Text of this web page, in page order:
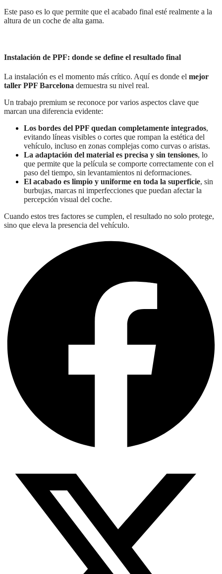
Este paso es lo que permite que el acabado final esté realmente a la
altura de un coche de alta gama.
Instalación de PPF: donde se define el resultado final
La instalación es el momento más crítico. Aquí es donde el mejor
taller PPF Barcelona demuestra su nivel real.
Un trabajo premium se reconoce por varios aspectos clave que
marcan una diferencia evidente:
Los bordes del PPF quedan completamente integrados,
evitando líneas visibles o cortes que rompan la estética del
vehículo, incluso en zonas complejas como curvas o aristas.
La adaptación del material es precisa y sin tensiones, lo
que permite que la película se comporte correctamente con el
paso del tiempo, sin levantamientos ni deformaciones.
El acabado es limpio y uniforme en toda la superficie, sin
burbujas, marcas ni imperfecciones que puedan afectar la
percepción visual del coche.
Cuando estos tres factores se cumplen, el resultado no solo protege,
sino que eleva la presencia del vehículo.